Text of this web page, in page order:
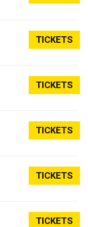
TICKETS
TICKETS
TICKETS
TICKETS
TICKETS